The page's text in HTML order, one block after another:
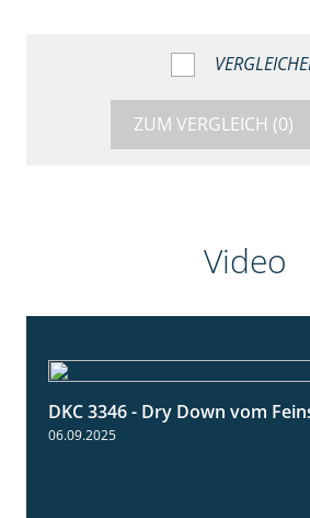
ZUM VERGLEICH (0)
Video
DKC 3346 - Dry Down vom
06.09.2025